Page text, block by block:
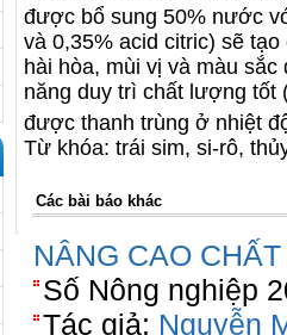
được bổ sung 50% nước
và 0,35% acid citric) sẽ
hài hòa, mùi vị và màu
năng duy trì chất lượng tốt
được thanh trùng ở nhiệt
Từ khóa: trái sim, si-rô,
Các bài báo khác
NÂNG CAO
Số Nông nghiệp
Tác giả: Nguyễn